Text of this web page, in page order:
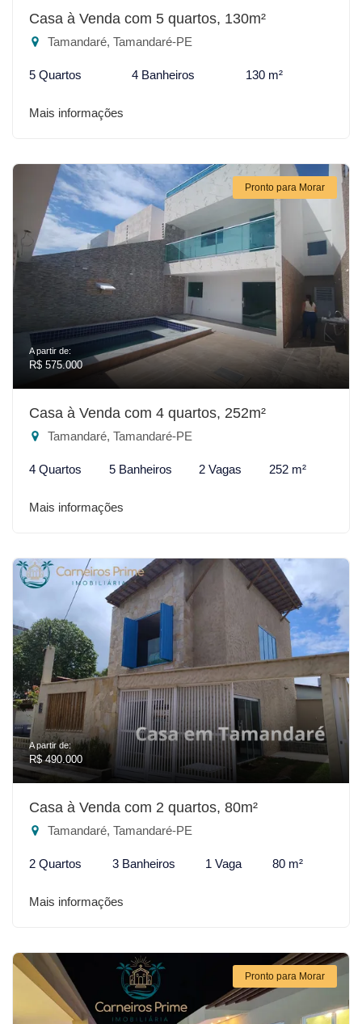
Casa à Venda com 5 quartos, 130m²
Tamandaré, Tamandaré-PE
5 Quartos 4 Banheiros 130 m²
Mais informações
Pronto para Morar
A partir de:
R$ 575.000
Casa à Venda com 4 quartos, 252m²
Tamandaré, Tamandaré-PE
4 Quartos 5 Banheiros 2 Vagas 252 m²
Mais informações
A partir de:
R$ 490.000
Casa à Venda com 2 quartos, 80m²
Tamandaré, Tamandaré-PE
2 Quartos 3 Banheiros 1 Vaga 80 m²
Mais informações
Pronto para Morar